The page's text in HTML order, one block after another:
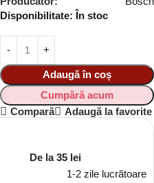
Disponibilitate: În stoc
Adaugă în coș
Cumpără acum
Compară
Adaugă la favorite
De la 35 lei
1-2 zile lucrătoare